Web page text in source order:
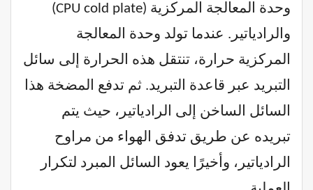
وحدة المعالجة المركزية (CPU cold plate)
والرادياتير. عندما تولد وحدة المعالجة
المركزية حرارة، تنتقل هذه الحرارة إلى سائل
التبريد عبر قاعدة التبريد. ثم تدفع المضخة هذا
السائل الساخن إلى الرادياتير، حيث يتم
تبريده عن طريق تدفق الهواء من مراوح
الرادياتير، وأخيرًا يعود السائل المبرد لتكرار